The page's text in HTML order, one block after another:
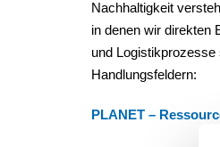
Nachhaltigkeit
in denen wir direkten
und Logistikprozesse
Handlungsfeldern:
PLANET –